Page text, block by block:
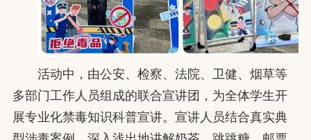
活动中，由公安、检察、法院、卫健、烟草等
多部门工作人员组成的联合宣讲团，为全体学生开
展专业化禁毒知识科普宣讲。宣讲人员结合真实典